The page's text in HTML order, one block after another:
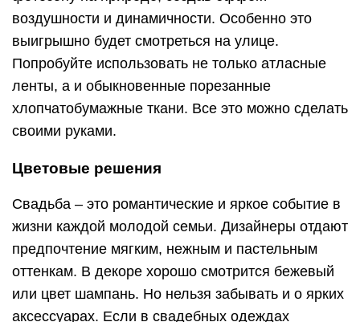
воздушности и динамичности. Особенно это
выигрышно будет смотреться на улице.
Попробуйте использовать не только атласные
ленты, а и обыкновенные порезанные
хлопчатобумажные ткани. Все это можно сделать
своими руками.
Цветовые решения
Свадьба – это романтические и яркое событие в
жизни каждой молодой семьи. Дизайнеры отдают
предпочтение мягким, нежным и пастельным
оттенкам. В декоре хорошо смотрится бежевый
или цвет шампань. Но нельзя забывать и о ярких
аксессуарах. Если в свадебных одеждах